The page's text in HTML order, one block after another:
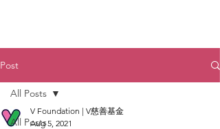
Post
All Posts
All Posts
V Foundation | V慈善基金
Aug 5, 2021